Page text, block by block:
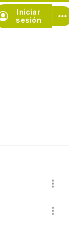
Iniciar
sesión